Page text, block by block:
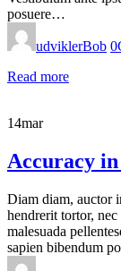
posuere…
udviklerBob 0
Read more
14mar
Accuracy
Diam diam, auctor
hendrerit tortor,
malesuada
sapien bibendum